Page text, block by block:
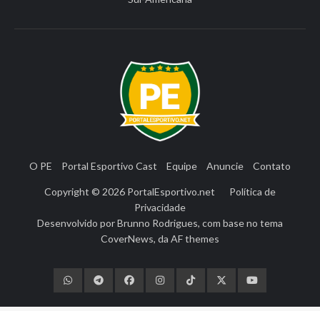
O PE Portal Esportivo Cast Equipe Anuncie Contato
Copyright © 2026 PortalEsportivo.net
Política de
Privacidade
Desenvolvido porBrunno Rodrigues, com base no tema
CoverNews, da AF themes